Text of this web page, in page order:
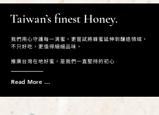
Taiwan’s finest Honey.
我們用心守護每一滴蜜，更嘗試將蜂蜜延伸到釀造領域，
不只好吃，更值得細細品味。
推廣台灣在地好蜜，是我們一直堅持的初心
Read More ...